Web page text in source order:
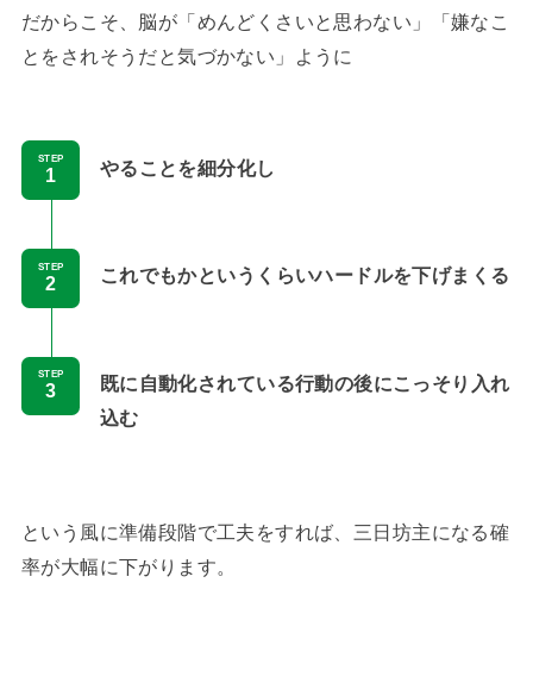
だからこそ、脳が「めんどくさいと思わない」「嫌なこ
とをされそうだと気づかない」ように
STEP やることを細分化し
STEP これでもかというくらいハードルを下げまくる
STEP
既に自動化されている行動の後にこっそり入れ
込む
という風に準備段階で工夫をすれば、三日坊主になる確
率が大幅に下がります。